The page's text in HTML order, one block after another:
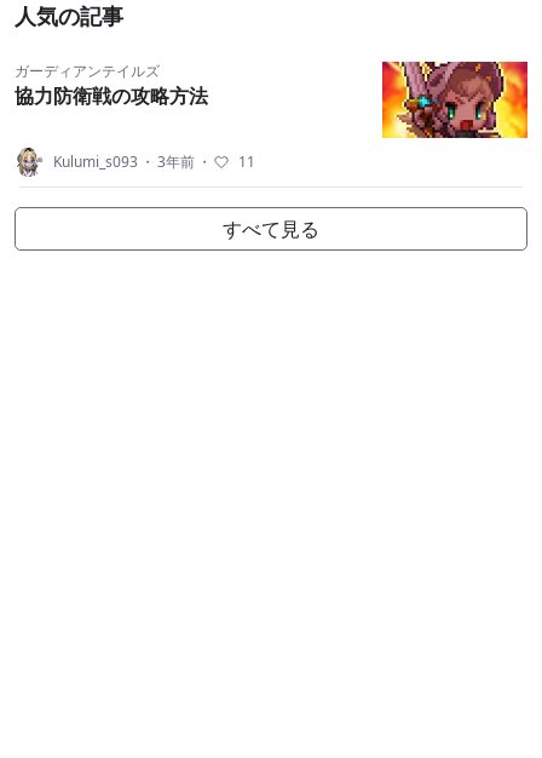
人気の記事
ガーディアンテイルズ
協力防衛戦の攻略方法
Kulumi_s093 ・ 3年前 ・ 11
すべて見る